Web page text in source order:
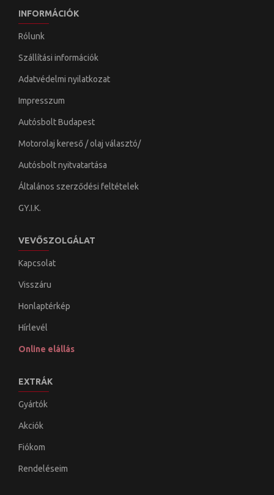
INFORMÁCIÓK
Rólunk
Szállítási információk
Adatvédelmi nyilatkozat
Impresszum
Autósbolt Budapest
Motorolaj kereső / olaj választó/
Autósbolt nyitvatartása
Általános szerződési feltételek
GY.I.K.
VEVŐSZOLGÁLAT
Kapcsolat
Visszáru
Honlaptérkép
Hírlevél
Online elállás
EXTRÁK
Gyártók
Akciók
Fiókom
Rendeléseim